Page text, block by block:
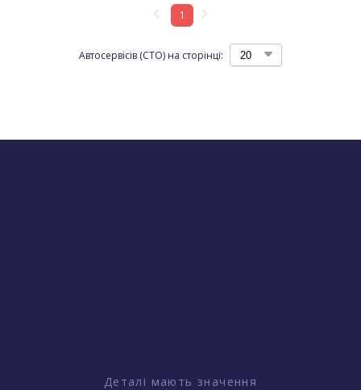
Автосервісів (СТО) на сторінці:
1
Деталі мають значення